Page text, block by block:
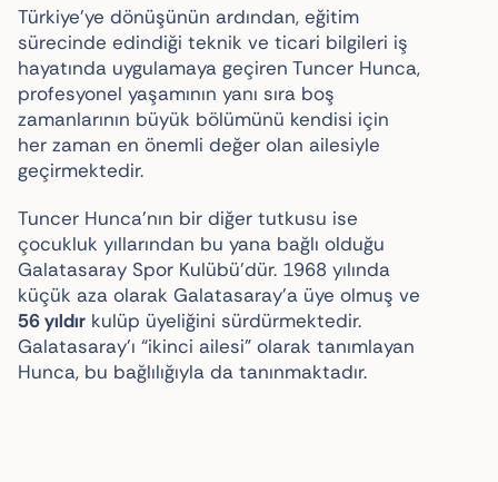
Türkiye’ye dönüşünün ardından, eğitim
sürecinde edindiği teknik ve ticari bilgileri iş
hayatında uygulamaya geçiren Tuncer Hunca,
profesyonel yaşamının yanı sıra boş
zamanlarının büyük bölümünü kendisi için
her zaman en önemli değer olan ailesiyle
geçirmektedir.
Tuncer Hunca’nın bir diğer tutkusu ise
çocukluk yıllarından bu yana bağlı olduğu
Galatasaray Spor Kulübü’dür. 1968 yılında
küçük aza olarak Galatasaray’a üye olmuş ve
56 yıldırkulüp üyeliğini sürdürmektedir.
Galatasaray’ı “ikinci ailesi” olarak tanımlayan
Hunca, bu bağlılığıyla da tanınmaktadır.